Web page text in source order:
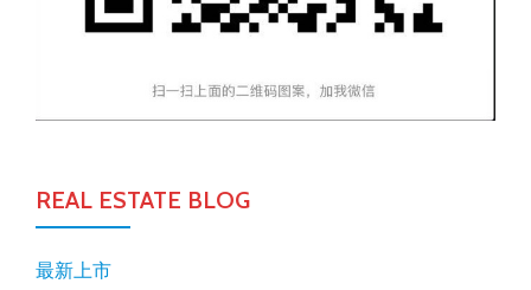
REAL ESTATE BLOG
最新上市